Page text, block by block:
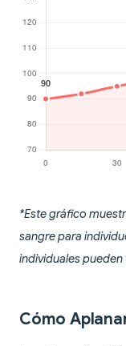
*Este gráfico
sangre para
individuales
Cómo